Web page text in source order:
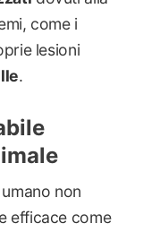
come i
lesioni
.
non
efficace come